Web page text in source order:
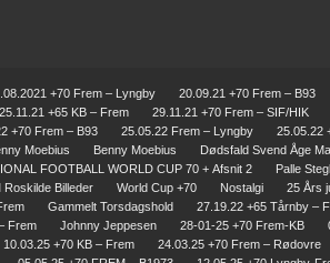
+70 Frem – Lyngby 20.09.21 +70 Frem – B93
25.11.21 +65 KB – Frem 29.11.21 +70 Frem – SIF/HIK
+70 Frem – B93 25.05.22 Frem – Lyngby 25.05.22
Moebius Benny Moebius Dødsfald Svend Åge
FOOTBALL WORLD CUP 70 + Afsnit 2 Palle
Roskilde Billeder World Cup +70 Nostalgi 25 Års
Gammelt Torsdagshold 27.19.22 +65 Tårnby –
Frem Johnny Jeppesen 28-01-25 +70 Frem-KB
10.03.25 +70 KB – Frem 24.03.25 +70 Frem – Rødovre